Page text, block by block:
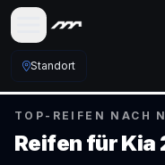
Standort
TOP-REIFEN NACH
Reifen fürKia